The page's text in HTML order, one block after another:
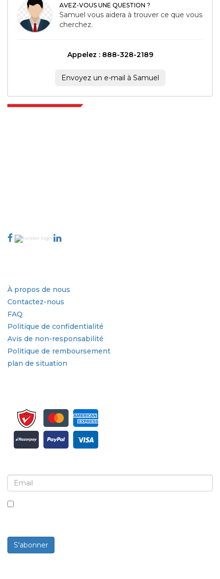
AVEZ-VOUS UNE QUESTION ?
Samuel vous aidera à trouver ce que vous
cherchez.
Appelez : 888-328-2189
Envoyez un e-mail à Samuel
À propos de nous
Contactez-nous
FAQ
Politique de confidentialité
Avis de non-responsabilité
Politique de remboursement
plan de situation
S'abonner